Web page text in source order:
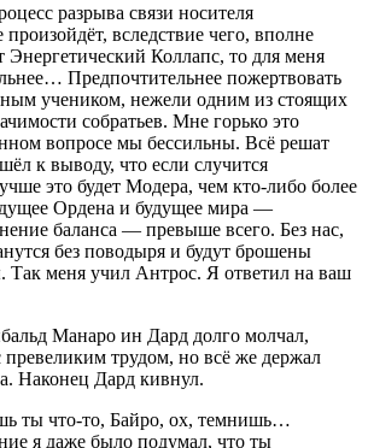
разрыва связи носителя
вследствие чего, вполне
Энергетический Коллапс, то для меня
Предпочтительнее пожертвовать
учеником, нежели одним из стоящих
собратьев. Мне горько это
вопросе мы бессильны. Всё решат
к выводу, что если случится
это будет Модера, чем кто-либо более
Ордена и будущее мира —
баланса — превыше всего. Без нас,
без поводыря и будут брошены
Так меня учил Антрос. Я ответил на ваш
Манаро ин Дард долго молчал,
превеликим трудом, но всё же держал
Наконец Дард кивнул.
ты что-то, Байро, ох, темнишь…
я даже было подумал, что ты